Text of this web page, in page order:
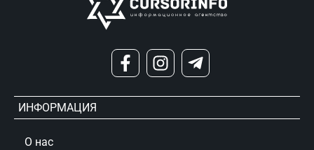
ИНФОРМАЦИЯ
О нас